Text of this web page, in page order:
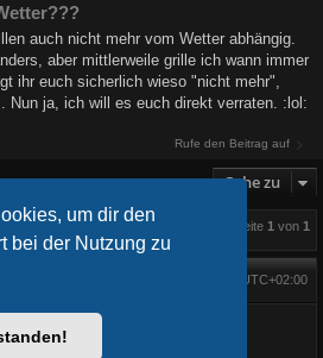
um dir den
bei der Nutzung zu
auch nicht mehr vom Wetter abhängig.
aber mittlerweile grille ich wann immer
ihr euch sicherlich wieso "nicht mehr",
Nun ja, ich will es euch direkt verraten. :lol:
Rufe den Beitrag auf
Gehe zu
Die Suche ergab 3 Treffer • Seite 1 von 1
UTC+02:00
© phpBB Limited